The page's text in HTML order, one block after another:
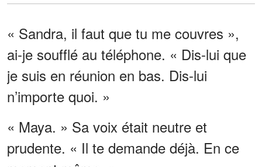
« Sandra, il faut que tu me couvres »,
ai-je soufflé au téléphone. « Dis-lui que
je suis en réunion en bas. Dis-lui
n’importe quoi. »
« Maya. » Sa voix était neutre et
prudente. « Il te demande déjà. En ce